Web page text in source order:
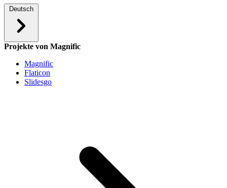
Deutsch
Projekte von Magnific
Magnific
Flaticon
Slidesgo